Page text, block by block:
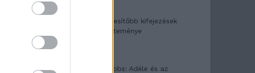
A legidegesítőbb kifejezések
laza gyűjteménye
Elyna Robbs: Adéle és az